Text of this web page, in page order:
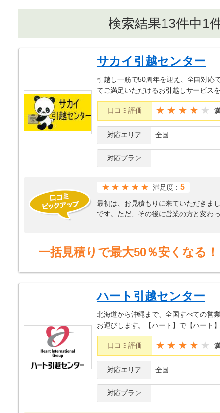
検索結果13件中1
サカイ引越センター
引越し一筋で50周年を迎え、全国対応
てご満足いただけるお引越しサービス
口コミ評価 ★★★★
対応エリア 全国
対応プラン
★★★★★ 満足度： 5
最初は、お見積もりに来ていただきま
です。ただ、その後に営業の方と変わ
早く来ていただき、手早く終わらせ
た引越しの際にはサカイさんにお願い
一括見積りで最大50％安くなる！
ハート引越センター
北海道から沖縄まで、全国すべての営
お運びします。【ハート】で【ハート
口コミ評価 ★★★★
対応エリア 全国
対応プラン